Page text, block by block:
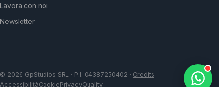
Lavora con noi
Newsletter
© 2026 GpStudios SRL · P.I. 04387250402 · Credits
AccessibilitàCookiePrivacyQuality